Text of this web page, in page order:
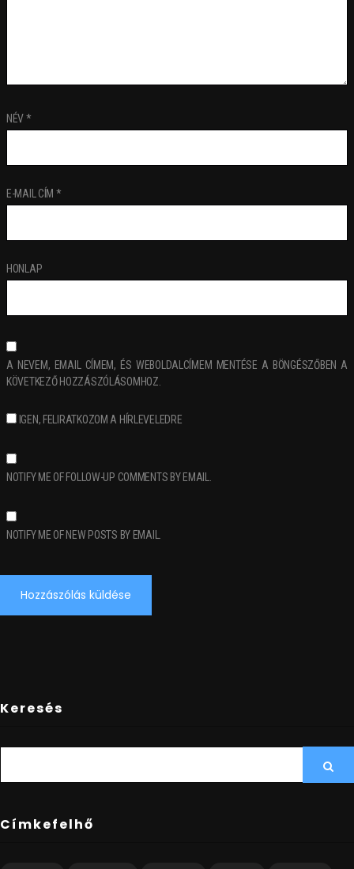
NÉV*
E-MAIL CÍM *
HONLAP
A NEVEM, EMAIL CÍMEM, ÉS WEBOLDALCÍMEM MENTÉSE A BÖNGÉSZŐBEN A
KÖVETKEZŐ HOZZÁSZÓLÁSOMHOZ.
IGEN, FELIRATKOZOM A HÍRLEVELEDRE
NOTIFY ME OF FOLLOW-UP COMMENTS BY EMAIL.
NOTIFY ME OF NEW POSTS BY EMAIL.
Keresés
Címkefelhő